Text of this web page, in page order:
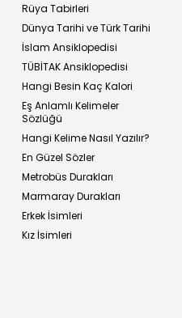
Rüya Tabirleri
Dünya Tarihi ve Türk Tarihi
İslam Ansiklopedisi
TÜBİTAK Ansiklopedisi
Hangi Besin Kaç Kalori
Eş Anlamlı Kelimeler
Sözlüğü
Hangi Kelime Nasıl Yazılır?
En Güzel Sözler
Metrobüs Durakları
Marmaray Durakları
Erkek İsimleri
Kız İsimleri